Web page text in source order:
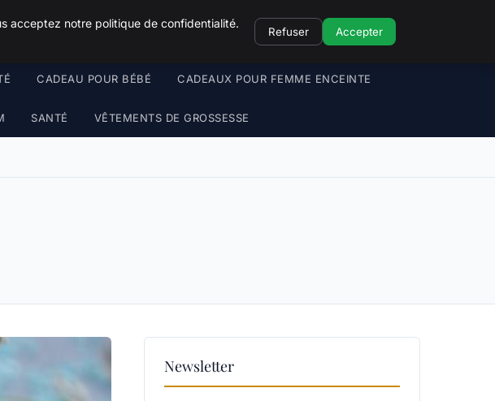
CADEAU POUR BÉBÉ CADEAUX POUR FEMME ENCEINTE
SANTÉ VÊTEMENTS DE GROSSESSE
Newsletter
acceptez notre politique de confidentialité.
Refuser Accepter